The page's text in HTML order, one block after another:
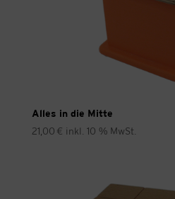
Alles in die Mitte
21,00 € inkl. 10 % MwSt.